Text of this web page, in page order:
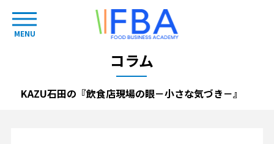
MENU
コラム
KAZU石田の『飲食店現場の眼－小さな気づき－』